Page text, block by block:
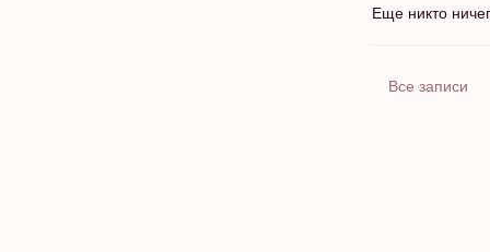
Еще никто
Все записи